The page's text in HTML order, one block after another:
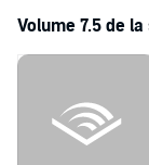
Volume 7.5 de